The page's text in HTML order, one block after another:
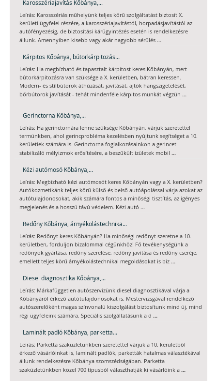
Karosszériajavítás Kőbánya,...
Leírás: Karosszériás műhelyünk teljes körű szolgáltatást biztosít X.
kerületi ügyfelei részére, a karosszériajavítástól, horpadásjavítástól az
autófényezésig, de biztosítási kárügyintézés esetén is rendelkezésre
állunk. Amennyiben kisebb vagy akár nagyobb sérülés ...
Kárpitos Kőbánya, bútorkárpitozás...
Leírás: Ha megbízható és tapasztalt kárpitost keres Kőbányán, mert
bútorkárpitozásra van szüksége a X. kerületben, bátran keressen.
Modern- és stílbútorok áthúzását, javítását, ajtók hangszigetelését,
bőrbútorok javítását - tehát mindenféle kárpitos munkát végzün ...
Gerinctorna Kőbánya,...
Leírás: Ha gerinctornára lenne szüksége Kőbányán, várjuk szeretettel
termünkben, ahol gerincprobléma kezelésben nyújtunk segítséget a 10.
kerületiek számára is. Gerinctorna foglalkozásainkon a gerincet
stabilizáló mélyizmok erősítésére, a beszűkült ízületek mobil ...
Kézi autómosó Kőbánya,...
Leírás: Megbízható kézi autómosót keres Kőbányán vagy a X. kerületben?
Autókozmetikánk teljes körű külső és belső autóápolással várja azokat az
autótulajdonosokat, akik számára fontos a minőségi tisztítás, az igényes
megjelenés és a hosszú távú védelem. Kézi autó ...
Redőny Kőbánya, árnyékolástechnika...
Leírás: Redőnyt keres Kőbányán? Ha minőségi redőnyt szeretne a 10.
kerületben, forduljon bizalommal cégünkhöz! Fő tevékenységünk a
redőnyök gyártása, redőny szerelése, redőny javítása és redőny cseréje,
emellett teljes körű árnyékolástechnikai megoldásokat is biz ...
Diesel diagnosztika Kőbánya,...
Leírás: Márkafüggetlen autószervizünk diesel diagnosztikával várja a
Kőbányáról érkező autótulajdonosokat is. Mestervizsgával rendelkező
autószerelőként magas színvonalú kiszolgálást biztosítunk mind új, mind
régi ügyfeleink számára. Speciális szolgáltatásunk a d ...
Laminált padló Kőbánya, parketta...
Leírás: Parketta szaküzletünkben szeretettel várjuk a 10. kerületből
érkező vásárlóinkat is, laminált padlók, parketták hatalmas választékával
állunk rendelkezésre Kőbánya szomszédságában. Parketta
szaküzletünkben közel 700 típusból választhatják ki vásárlóink a ...